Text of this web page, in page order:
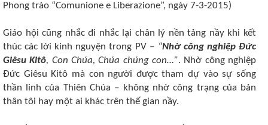
Phong trào “Comunione e Liberazione”, ngày 7-3-2015)
Giáo hội cũng nhắc đi nhắc lại chân lý nền tảng nầy khi kết
thúc các lời kinh nguyện trong PV ‒ “Nhờ công nghiệp Đức
Giêsu Kitô, Con Chúa, Chúa chúng con…”. Nhờ công nghiệp
Đức Giêsu Kitô mà con người được tham dự vào sự sống
thần linh của Thiên Chúa ‒ không nhờ công trạng của bản
thân tôi hay một ai khác trên thế gian nầy.